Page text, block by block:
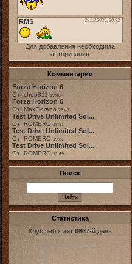
Для добавления необходима
авторизация
Комментарии
Forza Horizon 6
От: chep811 19:48
Forza Horizon 6
От: MaxFiorano 23:47
Test Drive Unlimited Sol...
От: ROMERO 18:31
Test Drive Unlimited Sol...
От: ROMERO 19:31
Test Drive Unlimited Sol...
От: ROMERO 11:49
Поиск
Статистика
Клуб работает 6667-й день